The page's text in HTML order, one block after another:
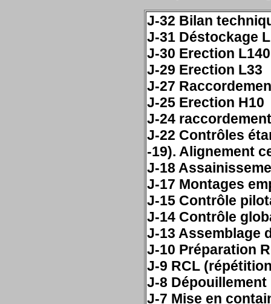
J-32 Bilan
J-31 Déstockage
J-30 Erection L140
J-29 Erection L33
J-27
J-25 Erection H10
J-24
J-22 Contrôles
-19). Alignement
J-18
J-17 Montages
J-15 Contrôle
J-14 Contrôle
J-13 Assemblage
J-10 Préparation
J-9 RCL
J-8 Dépouillement
J-7 Mise en